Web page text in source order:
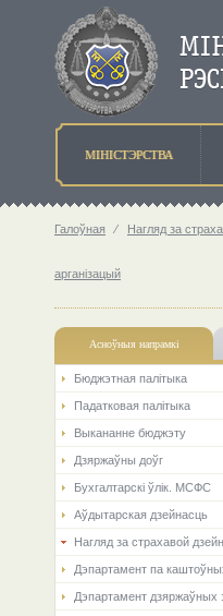
МIНIСТЭРСТВА
Галоўная ⁄ Нагляд за
арганізацый
Асноўныя напрамкi
Бюджэтная палiтыка
Падатковая палітыка
Выкананне бюджэту
Дзяржаўны доўг
Бухгалтарскі ўлік. МСФС
Аўдытарская дзейнасць
Нагляд за страхавой
Дэпартамент па
Дэпартамент дзяржаўных